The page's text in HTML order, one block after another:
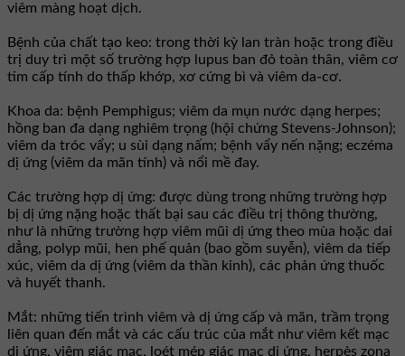
viêm màng hoạt dịch.
Bệnh của chất tạo keo: trong thời kỳ lan tràn hoặc trong điều
trị duy trì một số trường hợp lupus ban đỏ toàn thân, viêm cơ
tim cấp tính do thấp khớp, xơ cứng bì và viêm da-cơ.
Khoa da: bệnh Pemphigus; viêm da mụn nước dạng herpes;
hồng ban đa dạng nghiêm trọng (hội chứng Stevens-Johnson);
viêm da tróc vẩy; u sùi dạng nấm; bệnh vẩy nến nặng; eczéma
dị ứng (viêm da mãn tính) và nổi mề đay.
Các trường hợp dị ứng: được dùng trong những trường hợp
bị dị ứng nặng hoặc thất bại sau các điều trị thông thường,
như là những trường hợp viêm mũi dị ứng theo mùa hoặc dai
dẳng, polyp mũi, hen phế quản (bao gồm suyễn), viêm da tiếp
xúc, viêm da dị ứng (viêm da thần kinh), các phản ứng thuốc
và huyết thanh.
Mắt: những tiến trình viêm và dị ứng cấp và mãn, trầm trọng
liên quan đến mắt và các cấu trúc của mắt như viêm kết mạc
dị ứng, viêm giác mạc, loét mép giác mạc dị ứng, herpès zona